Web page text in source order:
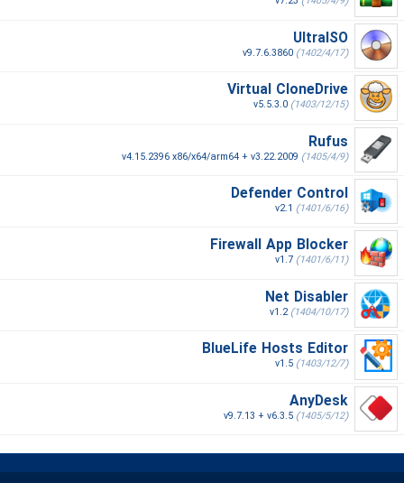
UltraISO
v9.7.6.3860 (1402/4/17)
Virtual CloneDrive
v5.5.3.0 (1403/12/15)
Rufus
v4.15.2396 x86/x64/arm64 + v3.22.2009 (1405/4/9)
Defender Control
v2.1 (1401/6/16)
Firewall App Blocker
v1.7 (1401/6/11)
Net Disabler
v1.2(1404/10/17)
BlueLife Hosts Editor
v1.5 (1403/12/7)
AnyDesk
v9.7.13 + v6.3.5 (1405/5/12)